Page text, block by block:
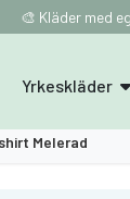
🎨 Kläder med
Yrkeskläder
Melerad